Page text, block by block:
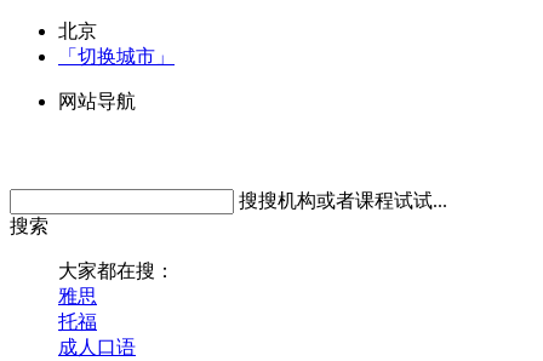
北京
「切换城市」
网站导航
搜搜机构或者课程试试...
搜索
大家都在搜：
雅思
托福
成人口语